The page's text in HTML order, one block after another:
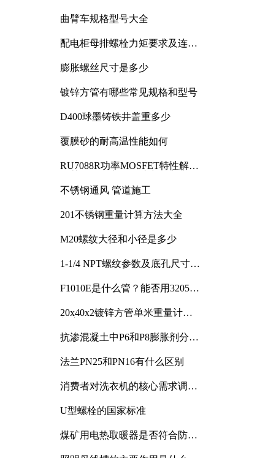
曲臂车规格型号大全
配电柜母排螺栓力矩要求及连接
膨胀螺丝尺寸是多少
镀锌方管有哪些常见规格和型号
D400球墨铸铁井盖重多少
覆膜砂的耐高温性能如何
RU7088R功率MOSFET特性解析
不锈钢通风 管道施工
201不锈钢重量计算方法大全
M20螺纹大径和小径是多少
1-1/4 NPT螺纹参数及底孔尺寸详
F1010E是什么管？能否用3205或
20x40x2镀锌方管单米重量计算
抗渗混凝土中P6和P8膨胀剂分别
法兰PN25和PN16有什么区别
消费者对洗衣机的核心需求调研
U型螺栓的国家标准
煤矿用电热取暖器是否符合防爆